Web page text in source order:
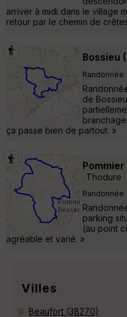
arriver à midi dans le village
retour par le chemin de
Bossieu
de
ça passe bien de partout. »
Thodure
parking
(au point
agréable et varié. »
Villes
Beaufort (38270)